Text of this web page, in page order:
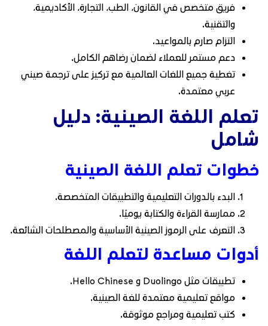
فريق متخصص في القانون، الطب، التجارة، الأكاديمية،
والتقنية.
التزام صارم بالمواعيد.
دعم مستمر للعملاء لضمان رضاهم الكامل.
تغطية جميع اللغات العالمية مع تركيز على ترجمة صيني
عربي معتمدة.
تعلم اللغة الصينية: دليل
شامل
خطوات تعلم اللغة الصينية
البدء بالدورات التعليمية والتطبيقات المتخصصة.
ممارسة القراءة والكتابة يوميًا.
التعرف على الرموز الصينية الأساسية والمصطلحات الشائعة.
أدوات مساعدة لتعلم اللغة
تطبيقات مثل Duolingo و Hello Chinese.
مواقع تعليمية معتمدة للغة الصينية.
كتب تعليمية ومراجع موثوقة.